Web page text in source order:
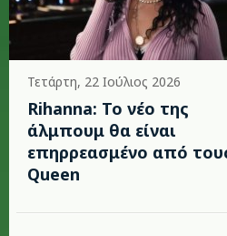
Τετάρτη, 22 Ιούλιος 2026
Rihanna: Το νέο της
άλμπουμ θα είναι
επηρρεασμένο από
Queen